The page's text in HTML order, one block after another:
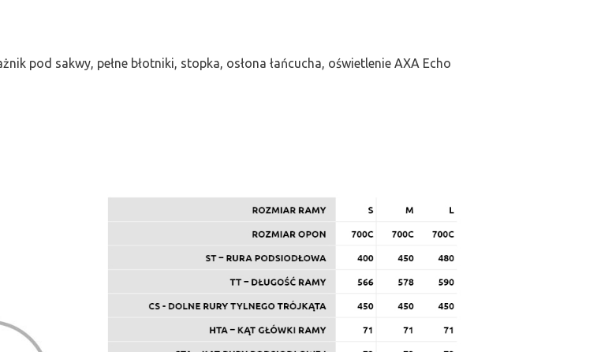
pod sakwy, pełne błotniki, stopka, osłona łańcucha, oświetlenie AXA Echo